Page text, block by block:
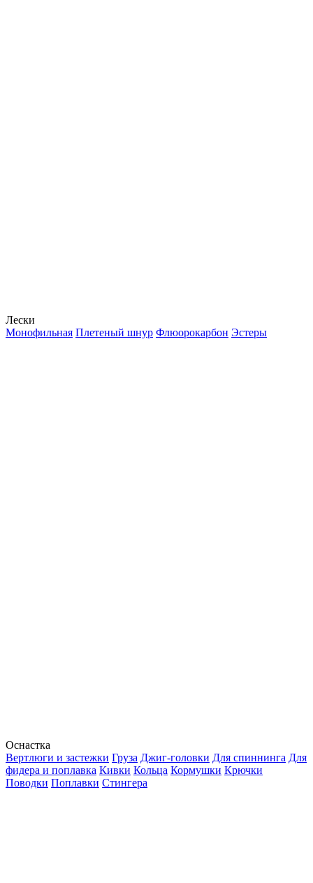
Лески
Монофильная Плетеный шнур Флюорокарбон Эстеры
Оснастка
Вертлюги и застежки Груза Джиг-головки Для спиннинга Для
фидера и поплавка Кивки Кольца Кормушки Крючки
Поводки Поплавки Стингера